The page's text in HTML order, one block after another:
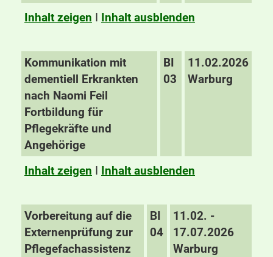
Inhalt zeigen I Inhalt ausblenden
Kommunikation mit
dementiell Erkrankten
nach Naomi Feil
Fortbildung für
Pflegekräfte und
Angehörige
BI
03
11.02.2026
Warburg
Inhalt zeigen I Inhalt ausblenden
Vorbereitung auf die
Externenprüfung zur
Pflegefachassistenz
BI
04
11.02. -
17.07.2026
Warburg